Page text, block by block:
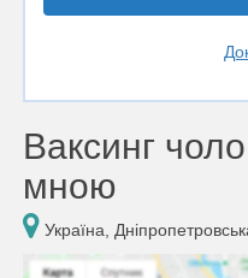
Ваксинг
мною
Україна,